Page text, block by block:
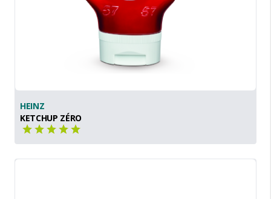
HEINZ
KETCHUP ZÉRO